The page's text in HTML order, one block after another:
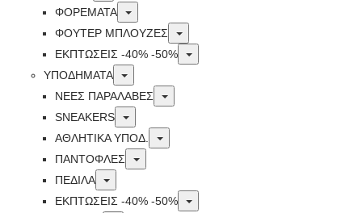
ΦΟΡΕΜΑΤΑ
Toggle
ΦΟΥΤΕΡ ΜΠΛΟΥΖΕΣ
Toggle
ΕΚΠΤΏΣΕΙΣ -40% -50%
Toggle
ΥΠΟΔΗΜΑΤΑ
Toggle
ΝΕΕΣ ΠΑΡΑΛΑΒΕΣ
Toggle
SNEAKERS
Toggle
ΑΘΛΗΤΙΚΑ ΥΠΟΔ.
Toggle
ΠΑΝΤΟΦΛΕΣ
Toggle
ΠΕΔΙΛΑ
Toggle
ΕΚΠΤΏΣΕΙΣ -40% -50%
Toggle